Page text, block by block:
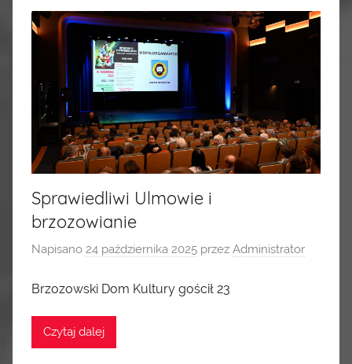
Sprawiedliwi Ulmowie i
brzozowianie
Napisano 24 października 2025 przez Administrator
Brzozowski Dom Kultury gościł 23
Czytaj dalej